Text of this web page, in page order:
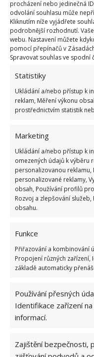
procházení nebo jedinečná
odvolání souhlasu může
Kliknutím níže vyjádřete
podrobnější rozhodnutí.
webu. Nastavení můžete
pomocí přepínačů v
Spravovat souhlas ve spodní
Statistiky
Ukládání a/nebo přístup k
reklam, Měření výkonu
prostřednictvím statistik
Marketing
Ukládání a/nebo přístup k
omezených údajů k výběru
personalizovanou reklamu,
personalizované reklamy,
obsah, Používání profilů
Rozvoj a zlepšování
obsahu.
Funkce
Přiřazování a kombinování
Propojení různých zařízení,
základě automaticky
Používání přesných
Identifikace zařízení
informací.
Zajištění bezpečnosti,
Brambory by také
cm a rozhodně
dobrou odrůdu
perfektním stavu